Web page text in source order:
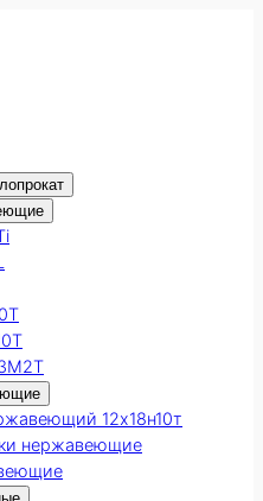
12х18н10т
нержавеющие